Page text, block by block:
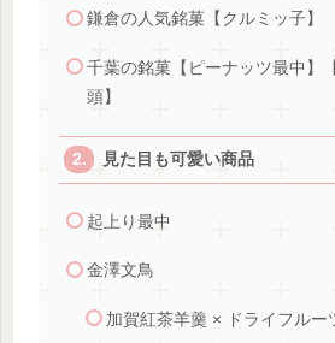
鎌倉の人気銘菓【クルミッ子】
千葉の銘菓【ピーナッツ最中】
頭】
見た目も可愛い商品
起上り最中
金澤文鳥
加賀紅茶羊羹 × ドライフルー